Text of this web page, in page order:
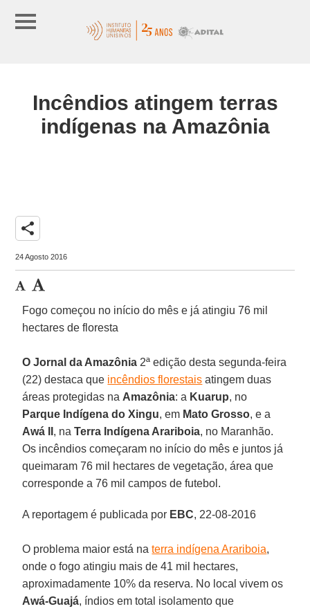
Incêndios atingem terras
indígenas na Amazônia
share
24 Agosto 2016
Fogo começou no início do mês e já atingiu 76 mil
hectares de floresta
O Jornal da Amazônia 2ª edição desta segunda-feira
(22) destaca que incêndios florestais atingem duas
áreas protegidas na Amazônia: a Kuarup, no
Parque Indígena do Xingu, em Mato Grosso, e a
Awá II , naTerra Indígena Arariboia, no Maranhão.
Os incêndios começaram no início do mês e juntos já
queimaram 76 mil hectares de vegetação, área que
corresponde a 76 mil campos de futebol.
A reportagem é publicada por EBC, 22-08-2016
O problema maior está naterra indígena Arariboia,
onde o fogo atingiu mais de 41 mil hectares,
aproximadamente 10% da reserva. No local vivem os
Awá-Guajá, índios em total isolamento que